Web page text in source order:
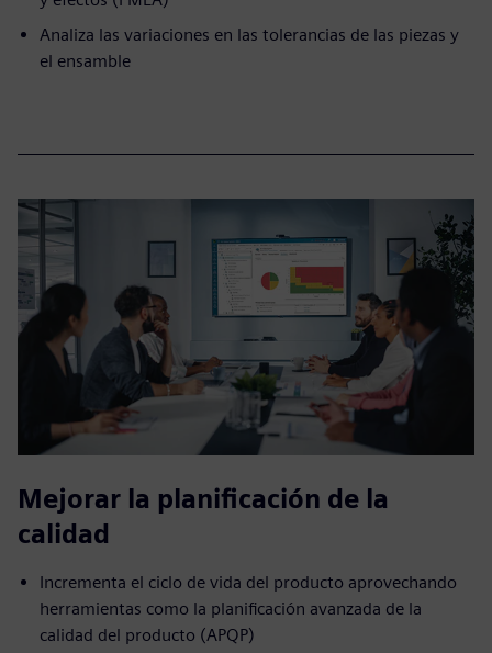
Analiza las variaciones en las tolerancias de las piezas y
el ensamble
Mejorar la planificación de la
calidad
Incrementa el ciclo de vida del producto aprovechando
herramientas como la planificación avanzada de la
calidad del producto (APQP)